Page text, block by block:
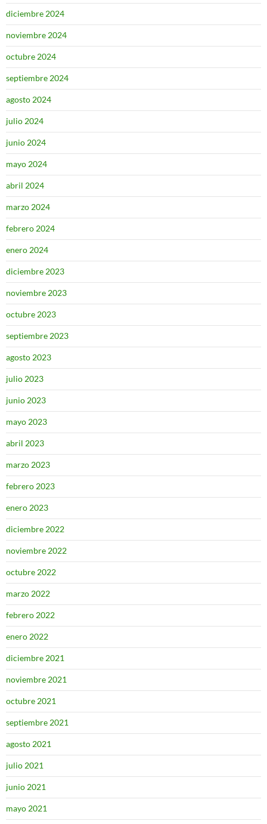
diciembre 2024
noviembre 2024
octubre 2024
septiembre 2024
agosto 2024
julio 2024
junio 2024
mayo 2024
abril 2024
marzo 2024
febrero 2024
enero 2024
diciembre 2023
noviembre 2023
octubre 2023
septiembre 2023
agosto 2023
julio 2023
junio 2023
mayo 2023
abril 2023
marzo 2023
febrero 2023
enero 2023
diciembre 2022
noviembre 2022
octubre 2022
marzo 2022
febrero 2022
enero 2022
diciembre 2021
noviembre 2021
octubre 2021
septiembre 2021
agosto 2021
julio 2021
junio 2021
mayo 2021